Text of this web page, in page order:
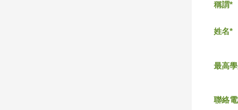
稱謂*
姓名*
最高
聯絡